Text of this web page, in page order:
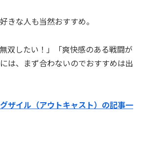
きな人も当然おすすめ。
双したい！」「爽快感のある戦闘が
は、まず合わないのでおすすめは出
ザイル（アウトキャスト）の記事一